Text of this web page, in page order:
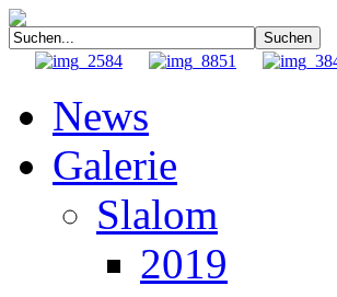
News
Galerie
Slalom
2019